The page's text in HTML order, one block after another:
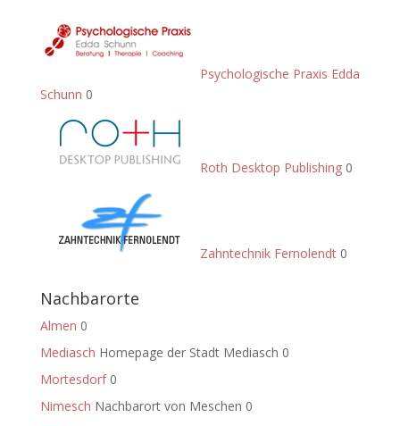
Psychologische Praxis Edda
Schunn 0
Roth Desktop Publishing0
Zahntechnik Fernolendt0
Nachbarorte
Almen 0
Mediasch Homepage der Stadt Mediasch 0
Mortesdorf0
Nimesch Nachbarort von Meschen 0